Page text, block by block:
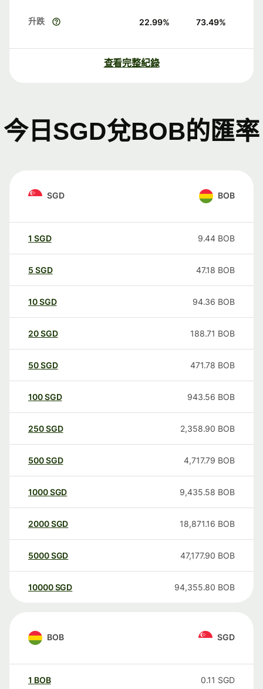
升跌 22.99% 73.49%
查看完整紀錄
今日SGD兌BOB的匯率
SGD BOB
1 SGD 9.44 BOB
5 SGD 47.18 BOB
10SGD 94.36 BOB
20SGD 188.71 BOB
50SGD 471.78 BOB
100SGD 943.56 BOB
250SGD 2,358.90 BOB
500SGD 4,717.79 BOB
1000SGD 9,435.58 BOB
2000SGD 18,871.16 BOB
5000SGD 47,177.90 BOB
10000 SGD 94,355.80 BOB
BOB SGD
1 BOB 0.11 SGD